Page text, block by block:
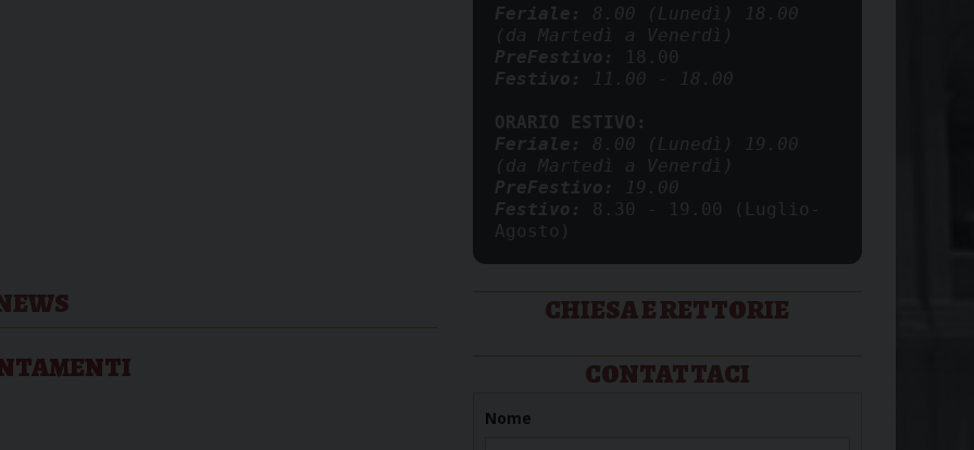
Feriale:
8.00 (Lunedì) 18.00
(da Martedì a Venerdì)
PreFestivo:
Festivo:
11.00 - 18.00
ORARIO ESTIVO:
Feriale: 8.00 (Lunedì) 19.00
(da Martedì a Venerdì)
PreFestivo:
19.00
Festivo:
8.30 - 19.00 (Luglio-
Agosto)
CHIESA E RETTORIE
CONTATTACI
Nome